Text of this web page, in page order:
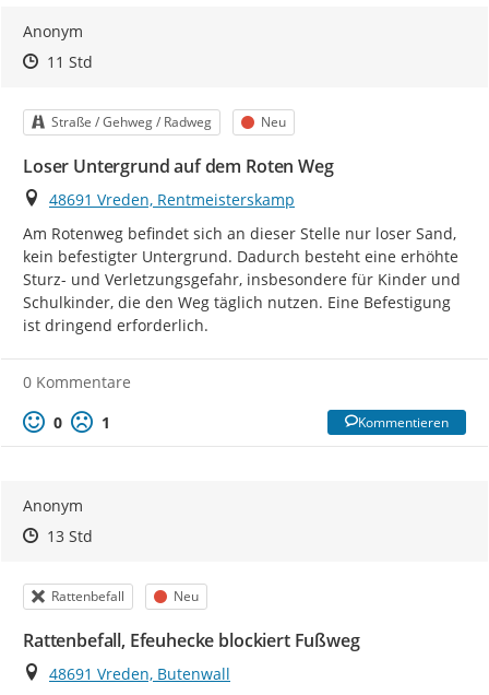
Anonym
Zeitpunkt des Erstellens
Zeitpunkt des Erstellens
11 StdZur Äußerung
Kategorie
Straße / Gehweg / Radweg Status
Neu
Loser Untergrund auf dem Roten Weg
Ort
48691 Vreden, Rentmeisterskamp
Am Rotenweg befindet sich an dieser Stelle nur loser Sand,
kein befestigter Untergrund. Dadurch besteht eine erhöhte
Sturz- und Verletzungsgefahr, insbesondere für Kinder und
Schulkinder, die den Weg täglich nutzen. Eine Befestigung
ist dringend erforderlich.
0 Kommentare
0
1 Kommentieren
Anonym
Zeitpunkt des Erstellens
Zeitpunkt des Erstellens
13 StdZur Äußerung
Kategorie
Rattenbefall Status
Neu
Rattenbefall, Efeuhecke blockiert Fußweg
Ort
48691 Vreden, Butenwall